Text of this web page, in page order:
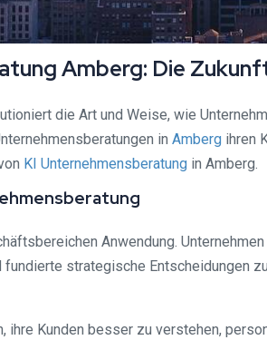
Amberg: Die
die Art und Weise, wie
in Amberg ihren
KI Unternehmensberatung in Amberg.
Anwendung.
strategische Entscheidungen
ihre Kunden besser zu verstehen,